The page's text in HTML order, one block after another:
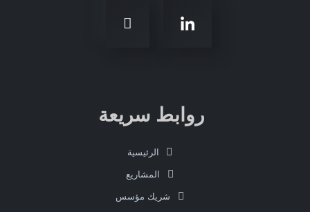
روابط سريعة
الرئيسية
المشاريع
شريك مؤسس